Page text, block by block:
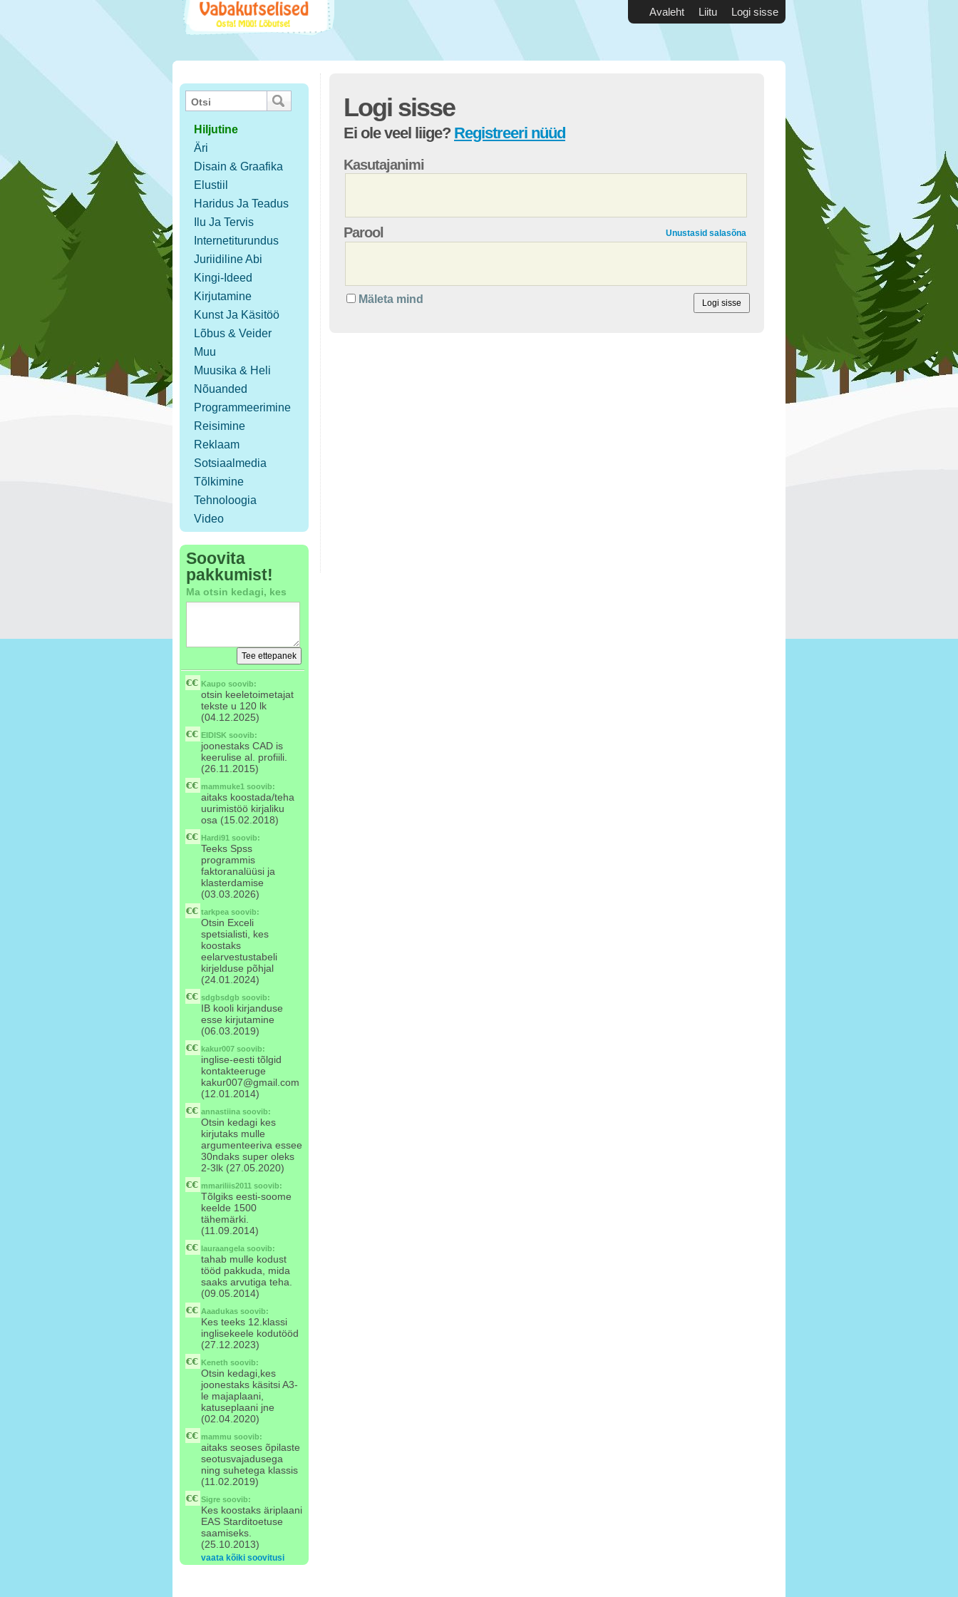
Avaleht Liitu Logi sisse
Hiljutine
Äri
Disain & Graafika
Elustiil
Haridus Ja Teadus
Ilu Ja Tervis
Internetiturundus
Juriidiline Abi
Kingi-Ideed
Kirjutamine
Kunst Ja Käsitöö
Lõbus & Veider
Muu
Muusika & Heli
Nõuanded
Programmeerimine
Reisimine
Reklaam
Sotsiaalmedia
Tõlkimine
Tehnoloogia
Video
Soovita
pakkumist!
Ma otsin kedagi, kes
Kaupo soovib:
otsin keeletoimetajat
tekste u 120 lk
(04.12.2025)
EIDISK soovib:
joonestaks CAD is
keerulise al. profiili.
(26.11.2015)
mammuke1 soovib:
aitaks koostada/teha
uurimistöö kirjaliku
osa (15.02.2018)
Hardi91 soovib:
Teeks Spss
programmis
faktoranalüüsi ja
klasterdamise
(03.03.2026)
tarkpea soovib:
Otsin Exceli
spetsialisti, kes
koostaks
eelarvestustabeli
kirjelduse põhjal
(24.01.2024)
sdgbsdgb soovib:
IB kooli kirjanduse
esse kirjutamine
(06.03.2019)
kakur007 soovib:
inglise-eesti tõlgid
kontakteeruge
kakur007@gmail.com
(12.01.2014)
annastiina soovib:
Otsin kedagi kes
kirjutaks mulle
argumenteeriva essee
30ndaks super oleks
2-3lk (27.05.2020)
mmariliis2011 soovib:
Tõlgiks eesti-soome
keelde 1500
tähemärki.
(11.09.2014)
lauraangela soovib:
tahab mulle kodust
tööd pakkuda, mida
saaks arvutiga teha.
(09.05.2014)
Aaadukas soovib:
Kes teeks 12.klassi
inglisekeele kodutööd
(27.12.2023)
Keneth soovib:
Otsin kedagi,kes
joonestaks käsitsi A3-
le majaplaani,
katuseplaani jne
(02.04.2020)
mammu soovib:
aitaks seoses õpilaste
seotusvajadusega
ning suhetega klassis
(11.02.2019)
Sigre soovib:
Kes koostaks äriplaani
EAS Starditoetuse
saamiseks.
(25.10.2013)
vaata kõiki soovitusi
Logi sisse
Ei ole veel liige? Registreeri nüüd
Kasutajanimi
Parool Unustasid salasõna
Mäleta mind